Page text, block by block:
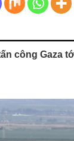
công Gaza